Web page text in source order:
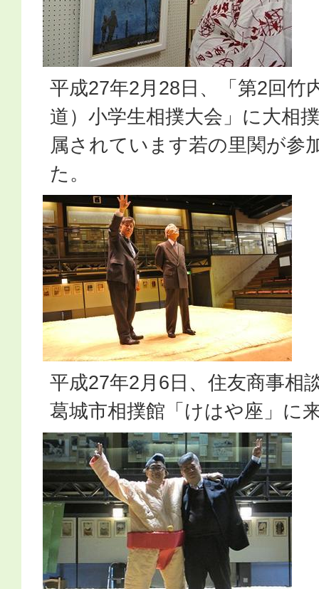
平成27年2月28日、「第2回竹
道）小学生相撲大会」に大相
属されています若の里関が参
た。
平成27年2月6日、住友商事相
葛城市相撲館「けはや座」に